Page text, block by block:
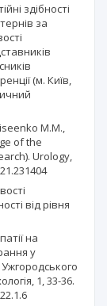
здібності
за
(м. Київ,
M.M.,
of the
Urology,
від рівня
на
у
1, 33-36.